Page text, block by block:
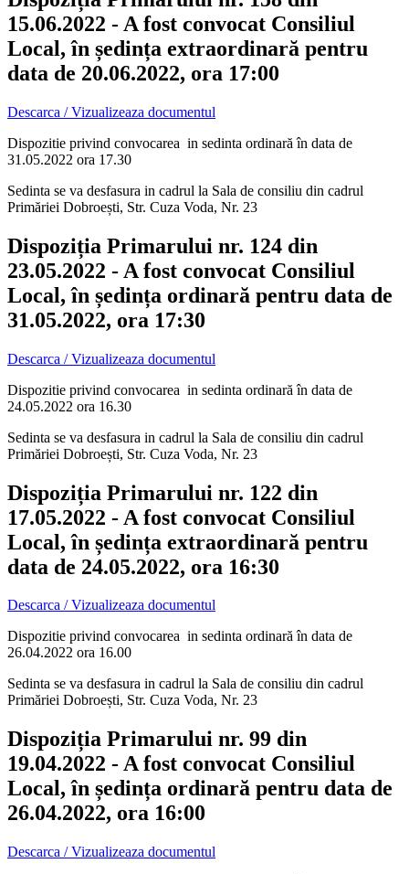
15.06.2022 - A fost convocat Consiliul
Local, în ședința extraordinară pentru
data de 20.06.2022, ora 17:00
Descarca / Vizualizeaza documentul
Dispozitie privind convocarea in sedinta ordinară în data de
31.05.2022 ora 17.30
Sedinta se va desfasura in cadrul la Sala de consiliu din cadrul
Primăriei Dobroești, Str. Cuza Voda, Nr. 23
Dispoziția Primarului nr. 124 din
23.05.2022 - A fost convocat Consiliul
Local, în ședința ordinară pentru data de
31.05.2022, ora 17:30
Descarca / Vizualizeaza documentul
Dispozitie privind convocarea in sedinta ordinară în data de
24.05.2022 ora 16.30
Sedinta se va desfasura in cadrul la Sala de consiliu din cadrul
Primăriei Dobroești, Str. Cuza Voda, Nr. 23
Dispoziția Primarului nr. 122 din
17.05.2022 - A fost convocat Consiliul
Local, în ședința extraordinară pentru
data de 24.05.2022, ora 16:30
Descarca / Vizualizeaza documentul
Dispozitie privind convocarea in sedinta ordinară în data de
26.04.2022 ora 16.00
Sedinta se va desfasura in cadrul la Sala de consiliu din cadrul
Primăriei Dobroești, Str. Cuza Voda, Nr. 23
Dispoziția Primarului nr. 99 din
19.04.2022 - A fost convocat Consiliul
Local, în ședința ordinară pentru data de
26.04.2022, ora 16:00
Descarca / Vizualizeaza documentul